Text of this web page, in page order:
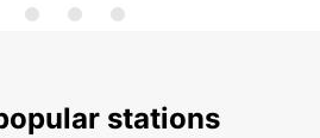
stations